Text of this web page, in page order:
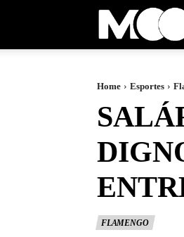
Home Esportes
FLAMENGO